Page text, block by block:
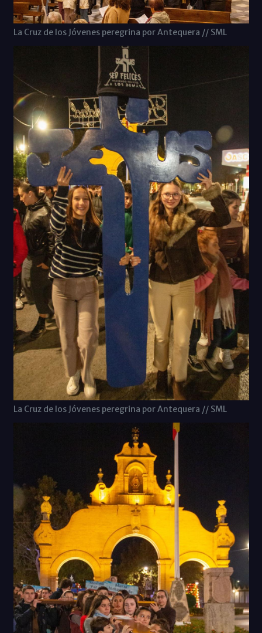
La Cruz de los Jóvenes peregrina por Antequera // SML
La Cruz de los Jóvenes peregrina por Antequera // SML